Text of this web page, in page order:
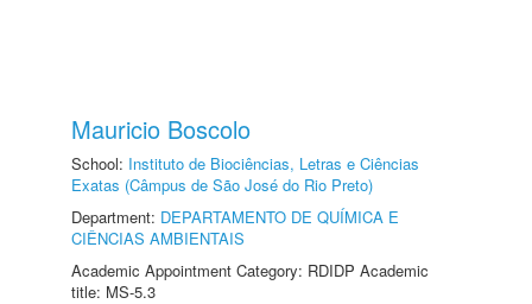
Mauricio Boscolo
School: Instituto de Biociências, Letras e Ciências
Exatas (Câmpus de São José do Rio Preto)
Department: DEPARTAMENTO DE QUÍMICA E
CIÊNCIAS AMBIENTAIS
Academic Appointment Category: RDIDP Academic
title: MS-5.3